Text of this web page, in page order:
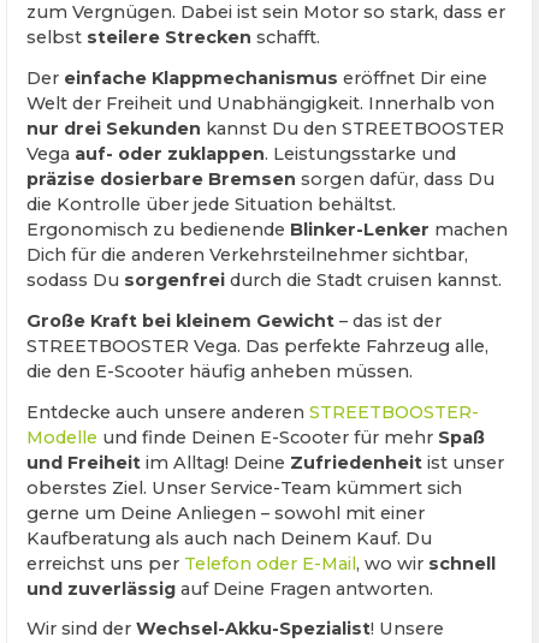
zum Vergnügen. Dabei ist sein Motor so stark, dass er
selbst steilere Strecken schafft.
Der einfache Klappmechanismus eröffnet Dir eine
Welt der Freiheit und Unabhängigkeit. Innerhalb von
nur drei Sekunden kannst Du den STREETBOOSTER
Vega auf- oder zuklappen. Leistungsstarke und
präzise dosierbare Bremsen sorgen dafür, dass Du
die Kontrolle über jede Situation behältst.
Ergonomisch zu bedienende Blinker-Lenker machen
Dich für die anderen Verkehrsteilnehmer sichtbar,
sodass Du sorgenfrei durch die Stadt cruisen kannst.
Große Kraft bei kleinem Gewicht – das ist der
STREETBOOSTER Vega. Das perfekte Fahrzeug alle,
die den E-Scooter häufig anheben müssen.
Entdecke auch unsere anderen STREETBOOSTER-
Modelle und finde Deinen E-Scooter für mehr Spaß
und Freiheit im Alltag! Deine Zufriedenheit ist unser
oberstes Ziel. Unser Service-Team kümmert sich
gerne um Deine Anliegen – sowohl mit einer
Kaufberatung als auch nach Deinem Kauf. Du
erreichst uns per Telefon oder E-Mail, wo wir schnell
und zuverlässig auf Deine Fragen antworten.
Wir sind der Wechsel-Akku-Spezialist! Unsere